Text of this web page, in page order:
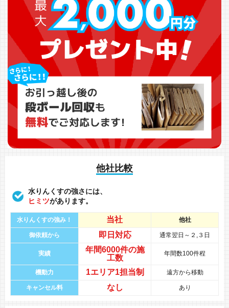
他社比較
水りんくすの強さには、
ヒミツがあります。
水りんくすの強み！ 当社 他社
御依頼から 即日対応 通常翌日～２,３日
実績 年間6000件の施
工数
年間数100件程
機動力 1エリア1担当制 遠方から移動
キャンセル料 なし あり